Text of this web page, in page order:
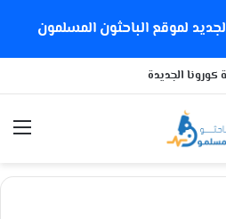
لموقع الباحثون المسلمون
الجديدة